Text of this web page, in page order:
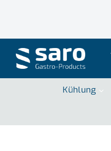
Kühlung